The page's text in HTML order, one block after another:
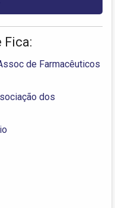
Fica:
de Farmacêuticos
dos